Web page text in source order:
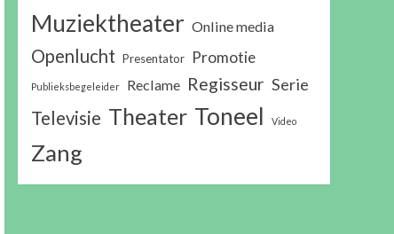
Muziektheater Online media
Openlucht Presentator Promotie
Publieksbegeleider Reclame Regisseur Serie
Televisie Theater Toneel Video
Zang